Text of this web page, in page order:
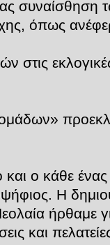
συναίσθηση
όπως
στις
ο κάθε
Η
και